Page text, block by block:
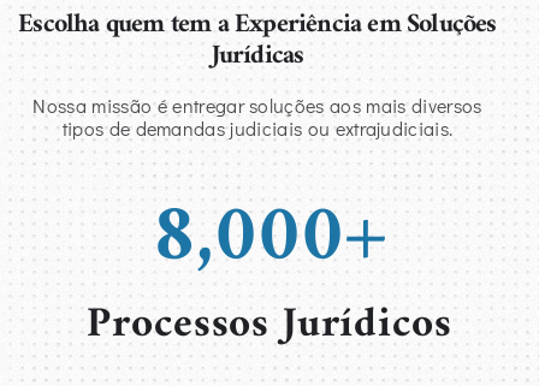
Escolha quem tem a Experiência em Soluções
Jurídicas
Nossa missão é entregar soluções aos mais diversos
tipos de demandas judiciais ou extrajudiciais.
8,000+
Processos Jurídicos